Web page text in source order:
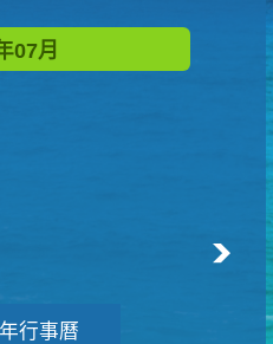
07月
行事曆